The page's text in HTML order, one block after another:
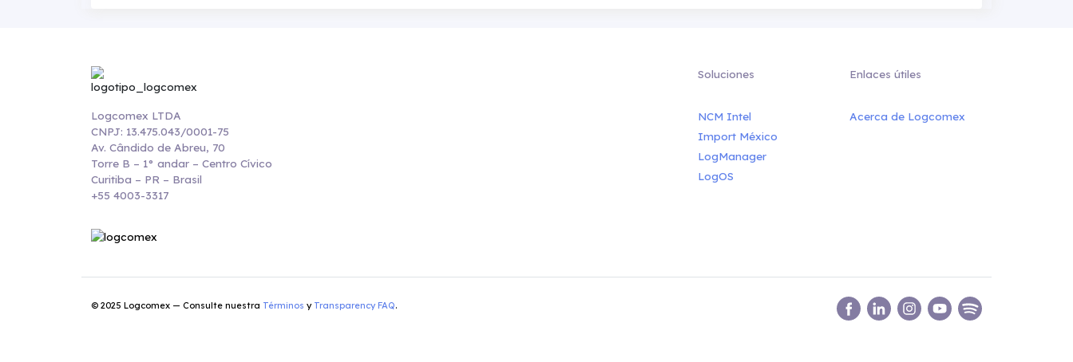
Logcomex LTDA
CNPJ: 13.475.043/0001-75
Av. Cândido de Abreu, 70
Torre B – 1° andar – Centro Cívico
Curitiba – PR – Brasil
+55 4003-3317
Soluciones
NCM Intel
Import México
LogManager
LogOS
Enlaces útiles
Acerca de Logcomex
© 2025 Logcomex — Consulte nuestra Términos y Transparency FAQ.